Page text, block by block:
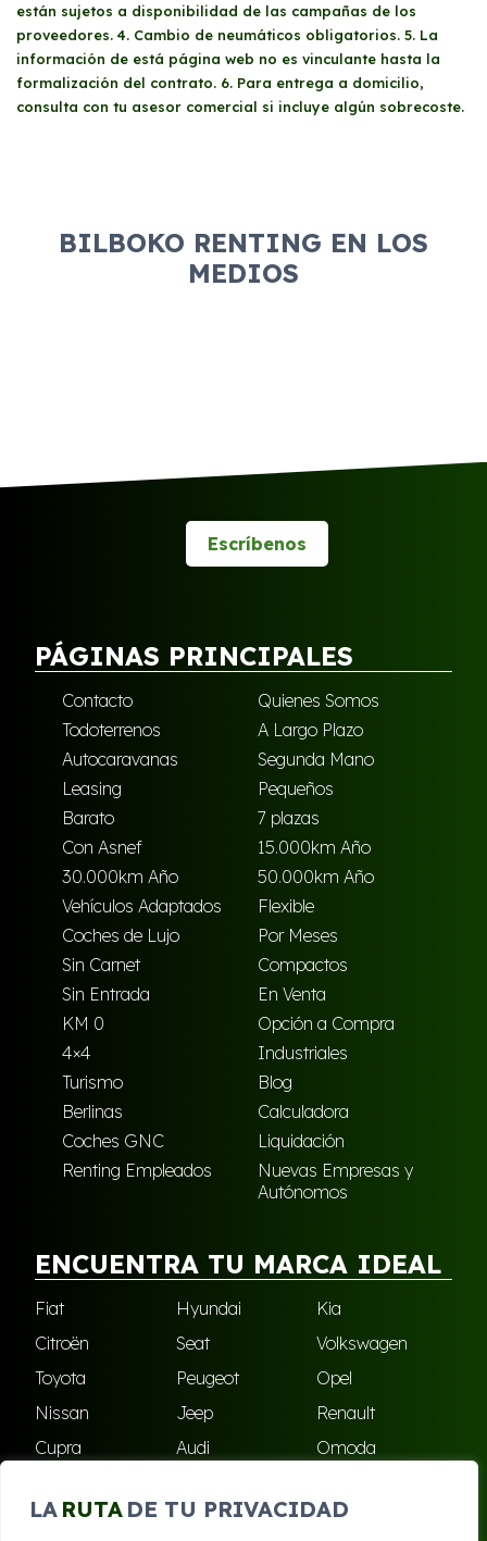
LA RUTA DE TU PRIVACIDAD
están sujetos a disponibilidad de las campañas de los
proveedores. 4. Cambio de neumáticos obligatorios. 5. La
información de está página web no es vinculante hasta la
formalización del contrato. 6. Para entrega a domicilio,
consulta con tu asesor comercial si incluye algún sobrecoste.
BILBOKO RENTING EN LOS
MEDIOS
Escríbenos
PÁGINAS PRINCIPALES
Contacto
Quienes Somos
Todoterrenos
A Largo Plazo
Autocaravanas
Segunda Mano
Leasing
Pequeños
Barato
7 plazas
Con Asnef
15.000km Año
30.000km Año
50.000km Año
Vehículos Adaptados
Flexible
Coches de Lujo
Por Meses
Sin Carnet
Compactos
Sin Entrada
En Venta
KM 0
Opción a Compra
4×4
Industriales
Turismo
Blog
Berlinas
Calculadora
Coches GNC
Liquidación
Renting Empleados
Nuevas Empresas y
Autónomos
ENCUENTRA TU MARCA IDEAL
Fiat Hyundai
Kia
Citroën
Seat
Volkswagen
Toyota
Peugeot
Opel
Nissan
Jeep
Renault
Cupra
Audi
Omoda
Skoda
Ford Todas las marcas